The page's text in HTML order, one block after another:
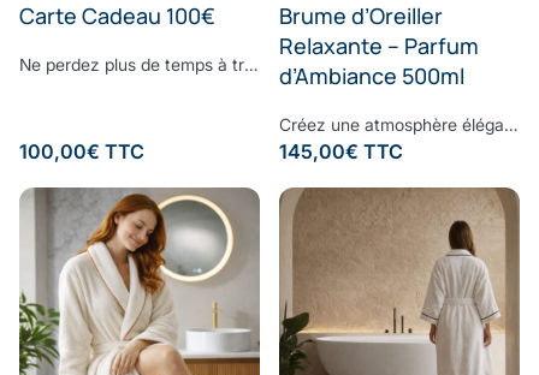
Carte Cadeau 100€
Ne perdez plus de temps à trouver le cadeau parfait. Surprenez vos proches avec le cadeau dont ils ont toujours rêvé : offrez-leur la E-Carte Cadeau Comptoir du Bambou pour leur permettre de réaliser toutes leurs envies. Choisissez le montant à créditer sur la carte cadeau, ajoutez un message personnalisé et laissez la magie Comptoir du Bambou opérer.
100,00€ TTC
Brume d’Oreiller
Relaxante – Parfum
d’Ambiance 500ml
Créez une atmosphère élégante et apaisante, à chaque instant.Vaporisez cette brume d’ambiance dans votre intérieur pour diffuser une signature olfactive raffinée, subtile et enveloppante. Sa composition associe une eau de bambou délicate à des notes fraîches d’écorces de bergamote et de feuilles de basilic, légèrement froissées. Une fragrance contemporaine où la douceur végétale rencontre la vivacité des agrumes, pour un équilibre parfaitement maîtrisé. À la fois fraîche, naturelle et sophistiquée, cette senteur transforme vos espaces en véritables lieux de bien-être, inspirés des plus beaux établissements. Formulée sans ingrédients synthétiques controversés, elle respecte votre environnement tout en sublimant votre intérieur. Sillage : bergamote - bambou - basilic - musc
145,00€ TTC